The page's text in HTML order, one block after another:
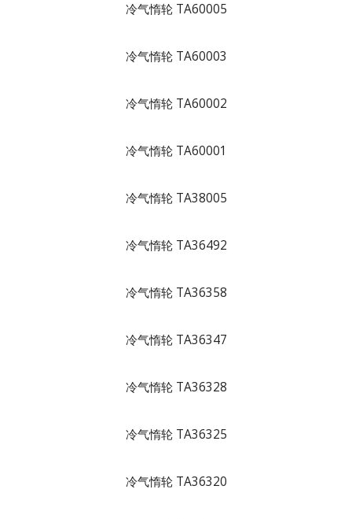
冷气惰轮 TA60005
冷气惰轮 TA60003
冷气惰轮 TA60002
冷气惰轮 TA60001
冷气惰轮 TA38005
冷气惰轮 TA36492
冷气惰轮 TA36358
冷气惰轮 TA36347
冷气惰轮 TA36328
冷气惰轮 TA36325
冷气惰轮 TA36320